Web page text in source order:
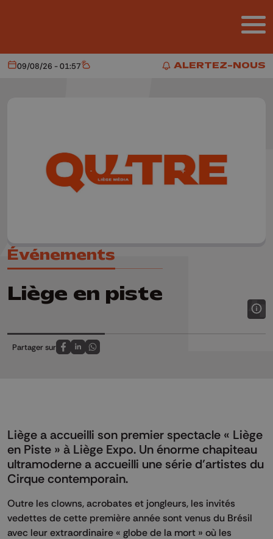
ALERTEZ-NOUS
ALERTEZ-NOUS
Aujourd'hui
09/08/26 - 01:57 Météo
Événements
Liège en piste
Partager sur
Partagez sur FaceBook
Partagez sur LinkedIn
Partagez sur Whatsapp
Liège a accueilli son premier spectacle « Liège
en Piste » à Liège Expo. Un énorme chapiteau
ultramoderne a accueilli une série d’artistes du
Cirque contemporain.
Outre les clowns, acrobates et jongleurs, les invités
vedettes de cette première année sont venus du Brésil
avec leur extraordinaire « globe de la mort » où les